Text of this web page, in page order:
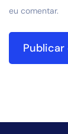
eu comentar.